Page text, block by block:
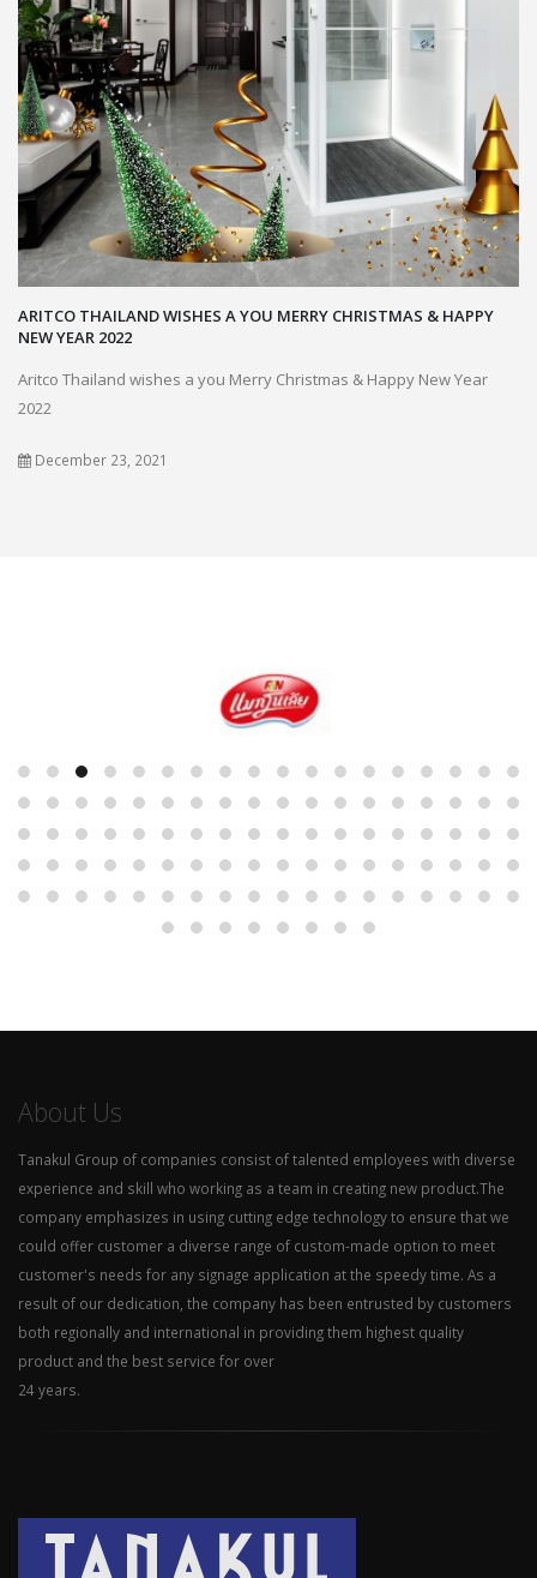
ARITCO THAILAND WISHES A YOU MERRY CHRISTMAS & HAPPY
NEW YEAR 2022
Aritco Thailand wishes a you Merry Christmas & Happy New Year
2022
December 23, 2021
About Us
Tanakul Group of companies consist of talented employees with diverse
experience and skill who working as a team in creating new product.The
company emphasizes in using cutting edge technology to ensure that we
could offer customer a diverse range of custom-made option to meet
customer's needs for any signage application at the speedy time. As a
result of our dedication, the company has been entrusted by customers
both regionally and international in providing them highest quality
product and the best service for over
24 years.